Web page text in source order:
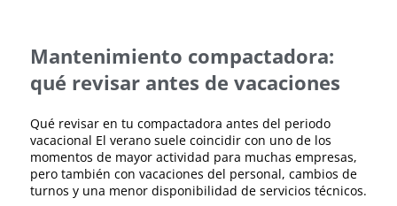
Mantenimiento compactadora:
qué revisar antes de vacaciones
Qué revisar en tu compactadora antes del periodo
vacacional El verano suele coincidir con uno de los
momentos de mayor actividad para muchas empresas,
pero también con vacaciones del personal, cambios de
turnos y una menor disponibilidad de servicios técnicos.